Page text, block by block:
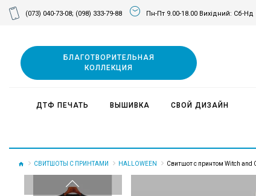
(073) 040-73-08; (098) 333-79-88 Пн-Пт 9.00-18.00 Вихідний: Сб-Нд
БЛАГОТВОРИТЕЛЬНАЯ
КОЛЛЕКЦИЯ
ДТФ ПЕЧАТЬ ВЫШИВКА СВОЙ ДИЗАЙН
СВИТШОТЫ С ПРИНТАМИ HALLOWEEN Свитшот с принтом Witch and